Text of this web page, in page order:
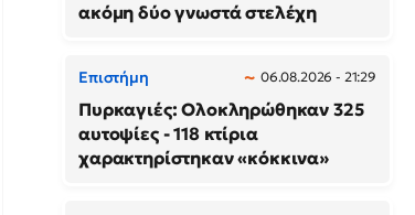
ακόμη δύο γνωστά στελέχη
Επιστήμη 06.08.2026 - 21:29
Πυρκαγιές: Ολοκληρώθηκαν 325
αυτοψίες - 118 κτίρια
χαρακτηρίστηκαν «κόκκινα»